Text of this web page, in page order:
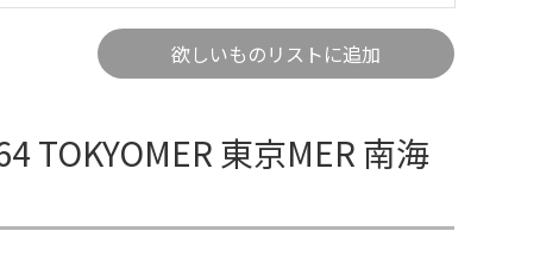
欲しいものリストに追加
TOKYOMER 東京MER 南海